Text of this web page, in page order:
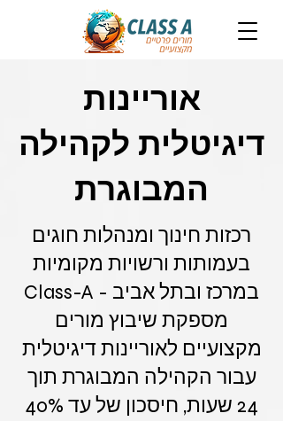
אוריינות
דיגיטלית לקהילה
המבוגרת
רכזות חינוך ומנהלות חוגים
בעמותות ורשויות מקומיות
במרכז ובתל אביב - Class-A
מספקת שיבוץ מורים
מקצועיים לאוריינות דיגיטלית
עבור הקהילה המבוגרת תוך
24 שעות, חיסכון של עד 40%